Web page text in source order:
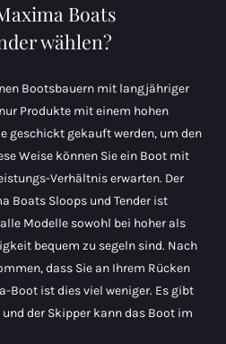
Boats
wählen?
Bootsbauern mit langjähriger
Produkte mit einem hohen
geschickt gekauft werden, um den
Weise können Sie ein Boot mit
Verhältnis erwarten. Der
Boats Sloops und Tender ist
Modelle sowohl bei hoher als
bequem zu segeln sind. Nach
dass Sie an Ihrem Rücken
Boot ist dies viel weniger. Es gibt
der Skipper kann das Boot im